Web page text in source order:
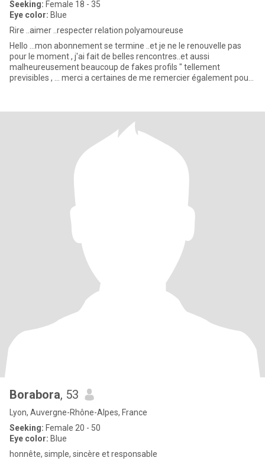
Seeking: Female 18 - 35
Eye color: Blue
Rire ..aimer ..respecter relation polyamoureuse
Hello ...mon abonnement se termine ..et je ne le renouvelle pas
pour le moment , j'ai fait de belles rencontres..et aussi
malheureusement beaucoup de fakes profils " tellement
previsibles , ... merci a certaines de me remercier également pour
Borabora, 53
Lyon, Auvergne-Rhône-Alpes, France
Seeking: Female 20 - 50
Eye color: Blue
honnête, simple, sincère et responsable